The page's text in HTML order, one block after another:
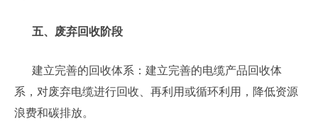
五、废弃回收阶段
建立完善的回收体系：建立完善的电缆产品回收体
系，对废弃电缆进行回收、再利用或循环利用，降低资源
浪费和碳排放。